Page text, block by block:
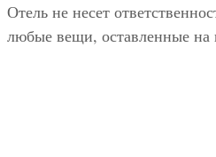
Отель не несет
любые вещи, оставленные на